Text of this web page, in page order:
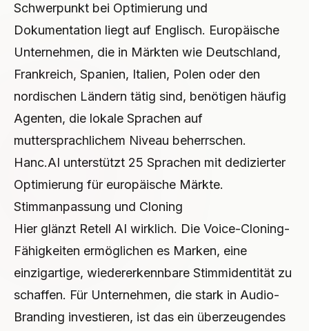
Schwerpunkt bei Optimierung und
Dokumentation liegt auf Englisch. Europäische
Unternehmen, die in Märkten wie Deutschland,
Frankreich, Spanien, Italien, Polen oder den
nordischen Ländern tätig sind, benötigen häufig
Agenten, die lokale Sprachen auf
muttersprachlichem Niveau beherrschen.
Hanc.AI unterstützt 25 Sprachen mit dedizierter
Optimierung für europäische Märkte.
Stimmanpassung und Cloning
Hier glänzt Retell AI wirklich. Die Voice-Cloning-
Fähigkeiten ermöglichen es Marken, eine
einzigartige, wiedererkennbare Stimmidentität zu
schaffen. Für Unternehmen, die stark in Audio-
Branding investieren, ist das ein überzeugendes